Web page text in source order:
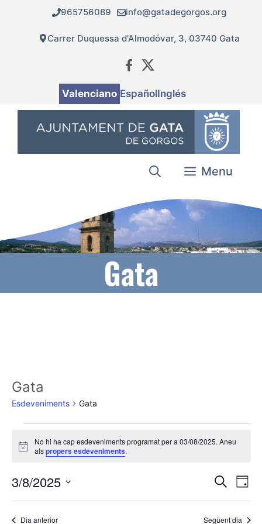
contingut
965756089 info@gatadegorgos.org
Carrer Duquessa d'Almodóvar, 3, 03740 Gata
Valenciano EspañolInglés
Menu
Gata
Gata
Esdeveniments Gata
Esdeveniments
del
03/08/2025
A
s
No hi ha cap esdeveniments programat per a 03/08/2025. Aneu
alspropers esdeveniments.
N
a
C
r
c
N
a
v
D
i
3/8/2025
S
Dia anterior Següent dia